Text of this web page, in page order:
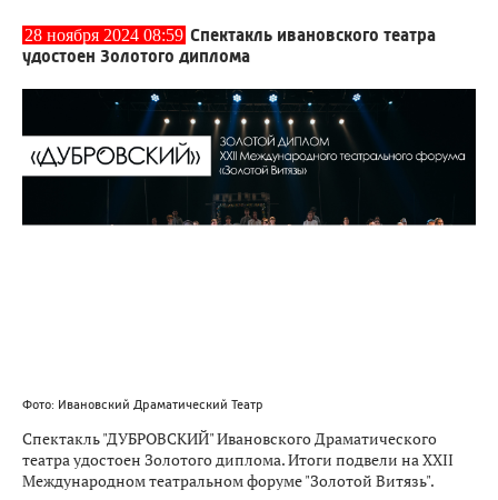
28 ноября 2024 08:59 Спектакль ивановского театра
удостоен Золотого диплома
Фото: Ивановский Драматический Театр
Спектакль "ДУБРОВСКИЙ" Ивановского Драматического
театра удостоен Золотого диплома. Итоги подвели на XXII
Международном театральном форуме "Золотой Витязь".